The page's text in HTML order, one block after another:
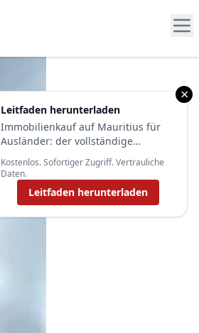
×
Leitfaden herunterladen
Immobilienkauf auf Mauritius für
Ausländer: der vollständige
Leitfaden 2025
Kostenlos. Sofortiger Zugriff. Vertrauliche
Daten.
Leitfaden herunterladen